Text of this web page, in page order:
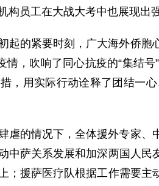
构员工在大战大考中也展现出
起的紧要时刻，广大海外侨
情，吹响了同心抗疫的“集结
，用实际行动诠释了团结一
虐的情况下，全体援外专家
中萨关系发展和加深两国人
；援萨医疗队根据工作需要